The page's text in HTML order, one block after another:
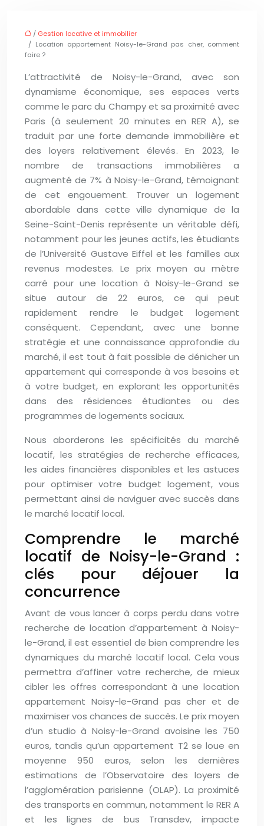
/ Gestion locative et immobilier
/ Location appartement Noisy-le-Grand pas cher, comment
faire ?
L’attractivité de Noisy-le-Grand, avec son
dynamisme économique, ses espaces verts
comme le parc du Champy et sa proximité avec
Paris (à seulement 20 minutes en RER A), se
traduit par une forte demande immobilière et
des loyers relativement élevés. En 2023, le
nombre de transactions immobilières a
augmenté de 7% à Noisy-le-Grand, témoignant
de cet engouement. Trouver un logement
abordable dans cette ville dynamique de la
Seine-Saint-Denis représente un véritable défi,
notamment pour les jeunes actifs, les étudiants
de l’Université Gustave Eiffel et les familles aux
revenus modestes. Le prix moyen au mètre
carré pour une location à Noisy-le-Grand se
situe autour de 22 euros, ce qui peut
rapidement rendre le budget logement
conséquent. Cependant, avec une bonne
stratégie et une connaissance approfondie du
marché, il est tout à fait possible de dénicher un
appartement qui corresponde à vos besoins et
à votre budget, en explorant les opportunités
dans des résidences étudiantes ou des
programmes de logements sociaux.
Nous aborderons les spécificités du marché
locatif, les stratégies de recherche efficaces,
les aides financières disponibles et les astuces
pour optimiser votre budget logement, vous
permettant ainsi de naviguer avec succès dans
le marché locatif local.
Comprendre le marché
locatif de Noisy-le-Grand :
clés pour déjouer la
concurrence
Avant de vous lancer à corps perdu dans votre
recherche de location d’appartement à Noisy-
le-Grand, il est essentiel de bien comprendre les
dynamiques du marché locatif local. Cela vous
permettra d’affiner votre recherche, de mieux
cibler les offres correspondant à une location
appartement Noisy-le-Grand pas cher et de
maximiser vos chances de succès. Le prix moyen
d’un studio à Noisy-le-Grand avoisine les 750
euros, tandis qu’un appartement T2 se loue en
moyenne 950 euros, selon les dernières
estimations de l’Observatoire des loyers de
l’agglomération parisienne (OLAP). La proximité
des transports en commun, notamment le RER A
et les lignes de bus Transdev, impacte